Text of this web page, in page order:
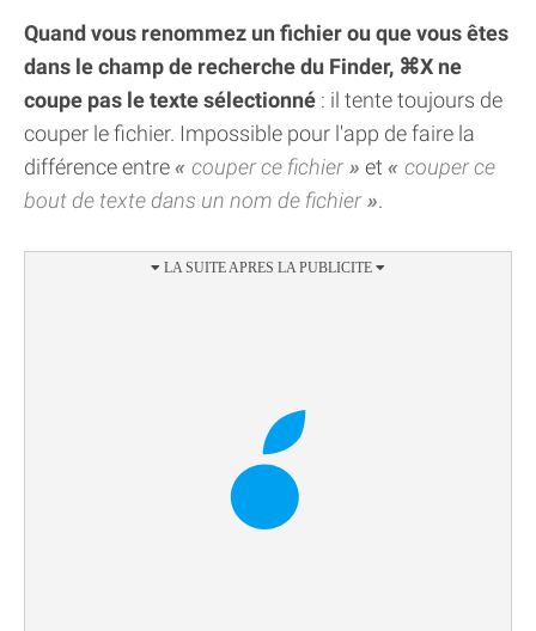
Quand vous renommez un fichier ou que vous êtes
dans le champ de recherche du Finder, ⌘X ne
coupe pas le texte sélectionné : il tente toujours de
couper le fichier. Impossible pour l'app de faire la
différence entre
couper ce fichier et
couper ce
bout de texte dans un nom de fichier
.